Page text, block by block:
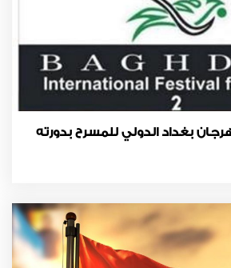
بغداد الدولي للمسرح بدورته